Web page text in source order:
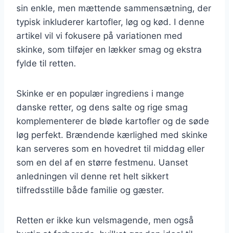
sin enkle, men mættende sammensætning, der
typisk inkluderer kartofler, løg og kød. I denne
artikel vil vi fokusere på variationen med
skinke, som tilføjer en lækker smag og ekstra
fylde til retten.
Skinke er en populær ingrediens i mange
danske retter, og dens salte og rige smag
komplementerer de bløde kartofler og de søde
løg perfekt. Brændende kærlighed med skinke
kan serveres som en hovedret til middag eller
som en del af en større festmenu. Uanset
anledningen vil denne ret helt sikkert
tilfredsstille både familie og gæster.
Retten er ikke kun velsmagende, men også